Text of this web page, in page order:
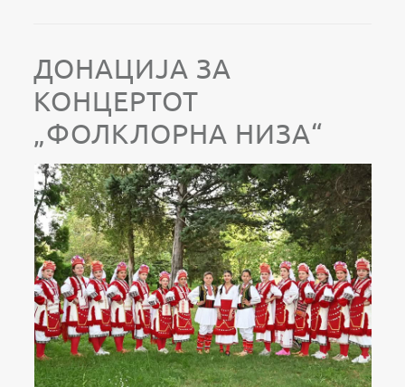
ДОНАЦИЈА ЗА
КОНЦЕРТОТ
„ФОЛКЛОРНА НИЗА“